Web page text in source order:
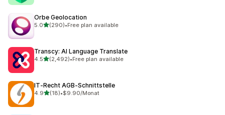
Orbe Geolocation
5.0เต็ม 5 ดาว
(290)
ทั้งหมด 290 รีวิว
•Free plan available
Transcy: AI Language Translate
4.5เต็ม 5 ดาว
(2,492)
ทั้งหมด 2492 รีวิว
•Free plan available
IT‑Recht AGB‑Schnittstelle
4.9เต็ม 5 ดาว
(18)
ทั้งหมด 18 รีวิว
•$9.90/Monat